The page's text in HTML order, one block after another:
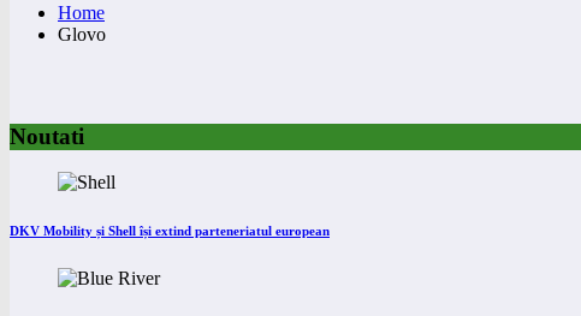
Home
Glovo
Noutati
DKV Mobility și Shell își extind parteneriatul european